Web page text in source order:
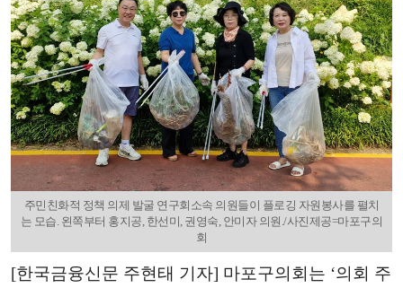
주민친화적 정책 의제 발굴 연구회소속 의원들이 플로깅 자원봉사를 펼치
는 모습. 왼쪽부터 홍지공, 한선미, 권영숙, 안미자 의원./사진제공=마포구의
회
[한국금융신문 주현태 기자] 마포구의회는 ‘의회 주